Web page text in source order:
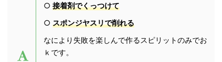
○ 接着剤でくっつけて
○ スポンジヤスリで削れる
なにより失敗を楽しんで作るスピリットのみでお
ｋです。